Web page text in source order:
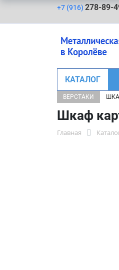
+7 (916) 278-89-
КАТАЛОГ
ВЕРСТАКИ
Шкаф
Главная